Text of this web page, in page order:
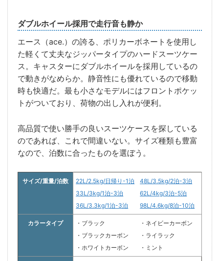
ダブルホイール採用で走行音も静か
エース（ace.）の誇る、ポリカーボネートを使用し
た軽くて丈夫なジッパータイプのハードスーツケー
ス。キャスターにダブルホイールを採用しているの
で動きがなめらか。静音性にも優れているので移動
時も快適だ。最も小さなモデルにはフロントポケッ
トがついており、荷物の出し入れが便利。
高品質で使い勝手の良いスーツケースを探している
のであれば、これで間違いない。サイズ種類も豊富
なので、泊数に合ったものを選ぼう。
サイズ/重量/泊数
22L/2.5kg/日帰り-1泊
33L/3kg/1泊-3泊
36L/3.3kg/1泊-3泊
48L/3.5kg/2泊-3泊
62L/4kg/3泊-5泊
98L/4.6kg/8泊-10泊
カラータイプ
・ブラック
・ブラックカーボン
・ホワイトカーボン
・ネイビーカーボン
・ライラック
・ミント